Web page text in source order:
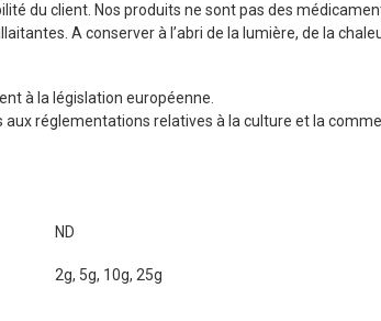
du client. Nos produits ne sont pas des
A conserver à l’abri de la lumière, de la
à la législation européenne.
réglementations relatives à la culture et la
ND
2g, 5g, 10g, 25g